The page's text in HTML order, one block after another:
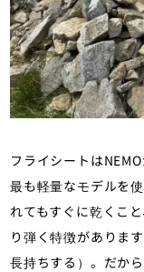
フライシートは
最も軽量なモデルを
れてもすぐに乾くこ
り弾く特徴がありま
長持ちする）。だか